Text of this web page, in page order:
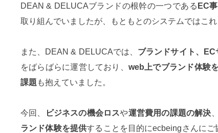
DEAN & DELUCAブランドの根幹の一つである EC
取り組んでいましたが、もともとのシステムではこ
また、DEAN & DELUCAでは、 ブランドサイト、
をばらばらに運営しており、 web上でブランド体験
課題 も抱えていました。
今回、 ビジネスの機会ロスや運営費用の課題の解決
ランド体験を提供することを目的にecbeingさんにご